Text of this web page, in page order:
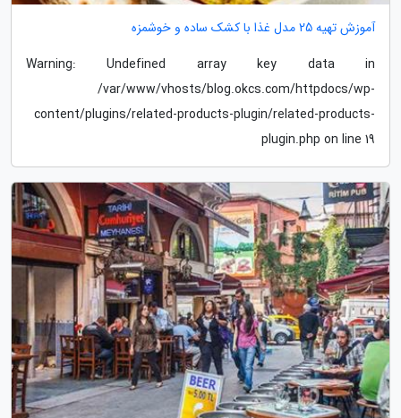
آموزش تهیه 25 مدل غذا با کشک ساده و خوشمزه
Warning: Undefined array key data in
/var/www/vhosts/blog.okcs.com/httpdocs/wp-
content/plugins/related-products-plugin/related-products-
plugin.php on line 19